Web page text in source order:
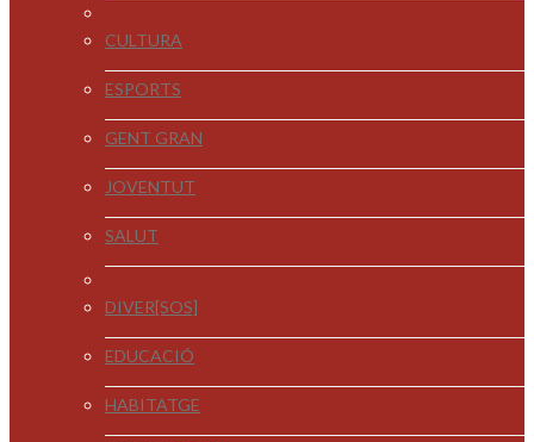
CULTURA
ESPORTS
GENT GRAN
JOVENTUT
SALUT
DIVER[SOS]
EDUCACIÓ
HABITATGE